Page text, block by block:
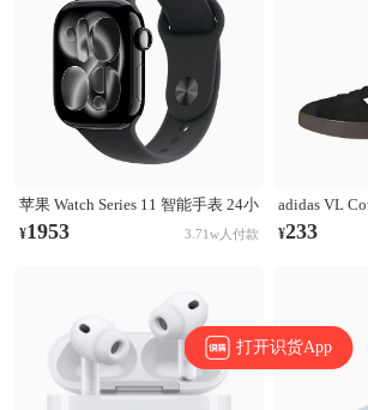
苹果 Watch Series 11 智能手表 24小
时续航升级 Ion-X玻璃技术 双倍抗
¥1953 3.71w人付款
adidas VL
板鞋 百搭轻
¥233
打开识货App